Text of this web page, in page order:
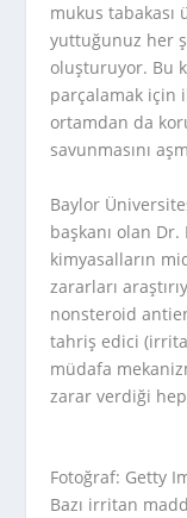
mukus tabakası
yuttuğunuz her
oluşturuyor. Bu
parçalamak için
ortamdan da
savunmasını
Baylor
başkanı olan
kimyasalların
zararları
nonsteroid
tahriş edici
müdafa
zarar verdiği
Fotoğraf: Getty
Bazı irritan